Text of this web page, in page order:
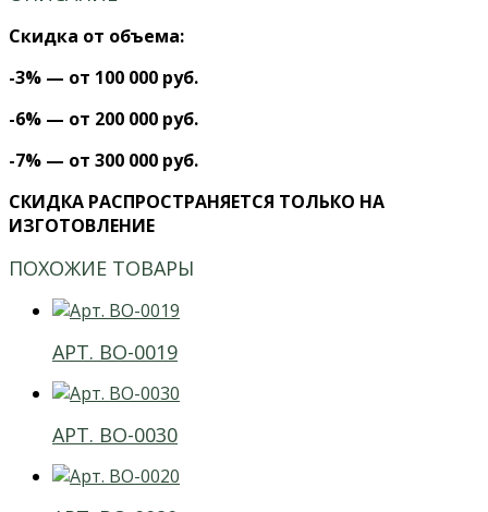
Скидка от объема:
-3% — от 100 000 руб.
-6% — от 200 000 руб.
-7% — от 300 000 руб.
СКИДКА РАСПРОСТРАНЯЕТСЯ ТОЛЬКО НА
ИЗГОТОВЛЕНИЕ
ПОХОЖИЕ ТОВАРЫ
АРТ. ВО-0019
АРТ. ВО-0030